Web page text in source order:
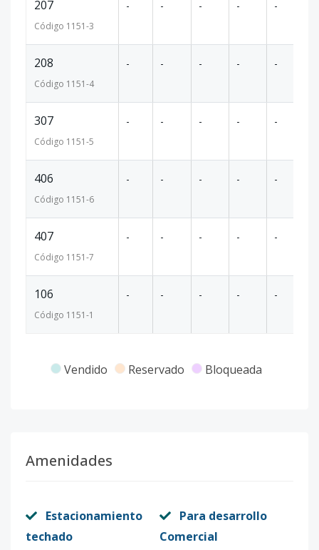
207
Código 1151-3
- - - - -
208
Código 1151-4
- - - - -
307
Código 1151-5
- - - - -
406
Código 1151-6
- - - - -
407
Código 1151-7
- - - - -
106
Código 1151-1
- - - - -
Vendido Reservado Bloqueada
Amenidades
Estacionamiento
techado
Para desarrollo
Comercial